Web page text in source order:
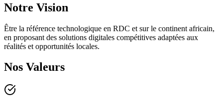
Notre Vision
Être la référence technologique en RDC et sur le continent africain,
en proposant des solutions digitales compétitives adaptées aux
réalités et opportunités locales.
Nos Valeurs